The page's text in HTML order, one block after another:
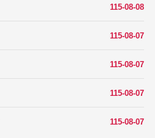
115-08-08
115-08-07
115-08-07
115-08-07
115-08-07